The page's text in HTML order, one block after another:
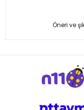
Öneri ve